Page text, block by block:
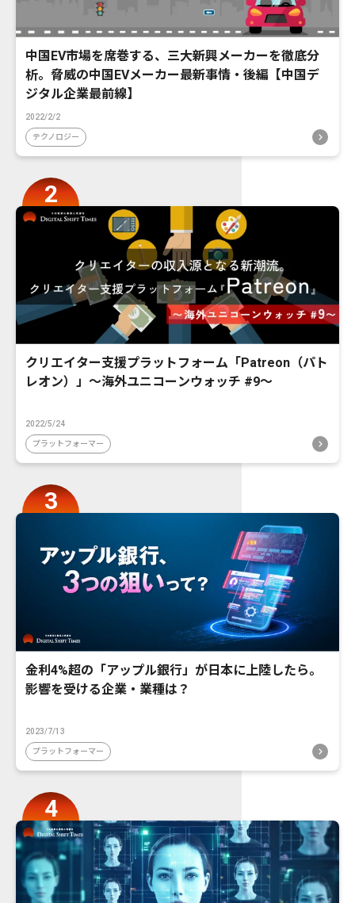
中国EV市場を席巻する、三大新興メーカーを徹底分
析。脅威の中国EVメーカー最新事情・後編【中国デ
ジタル企業最前線】
2022/2/2
テクノロジー
クリエイター支援プラットフォーム「Patreon（パト
レオン）」〜海外ユニコーンウォッチ #9〜
2022/5/24
プラットフォーマー
金利4%超の「アップル銀行」が日本に上陸したら。
影響を受ける企業・業種は？
2023/7/13
プラットフォーマー